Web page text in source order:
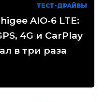
ТЕСТ-ДРАЙВЫ
AIO-6 LTE:
4G и CarPlay
в три раза